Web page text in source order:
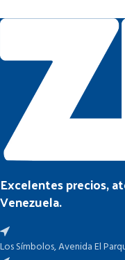
Excelentes precios,
Venezuela.
Los Símbolos, Avenida El